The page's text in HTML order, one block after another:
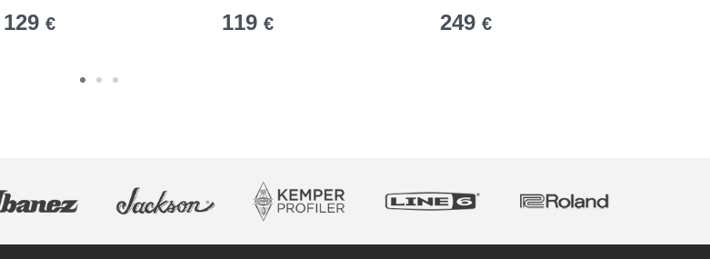
129 € 119 € 249 €